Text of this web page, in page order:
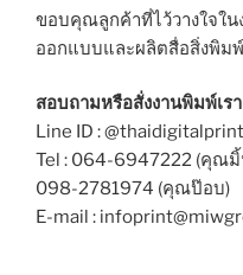
ขอบคุณลูกค้าที่ไว้วางใจใ
ออกแบบและผลิตสื่อสิ่งพิม
สอบถามหรือสั่งงานพิมพ์เรา
Line ID : @thaidigitalprint
Tel : 064-6947222 (คุณ
098-2781974 (คุณป๊อบ)
E-mail :